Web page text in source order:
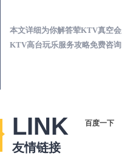
本文详细为你解答荤KTV真空
KTV高台玩乐服务攻略免费咨询
LINK
友情链接
百度一下